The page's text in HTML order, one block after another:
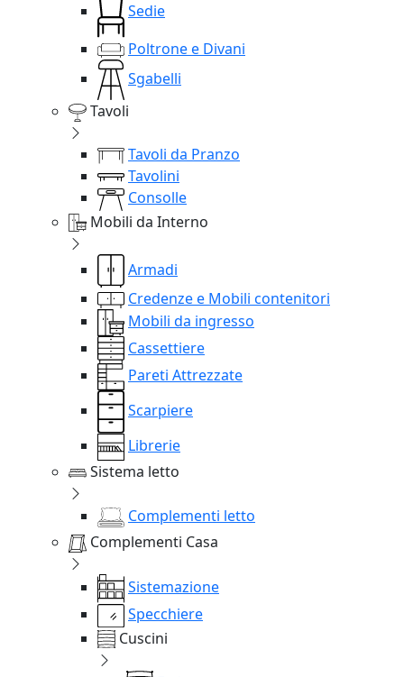
Sedie
Poltrone e Divani
Sgabelli
Tavoli
Tavoli da Pranzo
Tavolini
Consolle
Mobili da Interno
Armadi
Credenze e Mobili contenitori
Mobili da ingresso
Cassettiere
Pareti Attrezzate
Scarpiere
Librerie
Sistema letto
Complementi letto
Complementi Casa
Sistemazione
Specchiere
Cuscini